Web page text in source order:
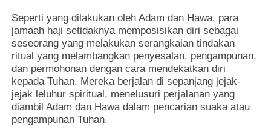
Seperti yang dilakukan oleh Adam dan Hawa, para
jamaah haji setidaknya memposisikan diri sebagai
seseorang yang melakukan serangkaian tindakan
ritual yang melambangkan penyesalan, pengampunan,
dan permohonan dengan cara mendekatkan diri
kepada Tuhan. Mereka berjalan di sepanjang jejak-
jejak leluhur spiritual, menelusuri perjalanan yang
diambil Adam dan Hawa dalam pencarian suaka atau
pengampunan Tuhan.